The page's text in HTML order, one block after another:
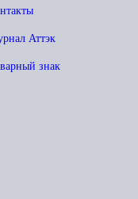
Аттэк
знак